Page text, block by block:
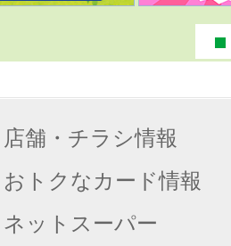
店舗・チラシ情報
おトクなカード情報
ネットスーパー